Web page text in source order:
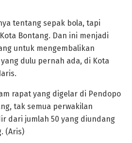
tentang sepak bola, tapi
Bontang. Dan ini menjadi
untuk mengembalikan
dulu pernah ada, di Kota
rapat yang digelar di Pendopo
tak semua perwakilan
dari jumlah 50 yang diundang
(Aris)